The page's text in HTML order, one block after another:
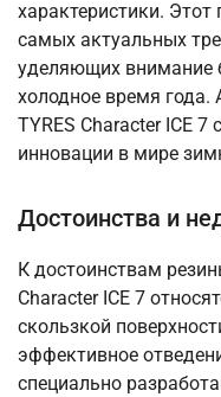
характеристики. Этот
самых актуальных
уделяющих внимание
холодное время года.
TYRES Character ICE
инновации в мире
Достоинства и
К достоинствам
Character ICE 7
скользкой
эффективное
специально